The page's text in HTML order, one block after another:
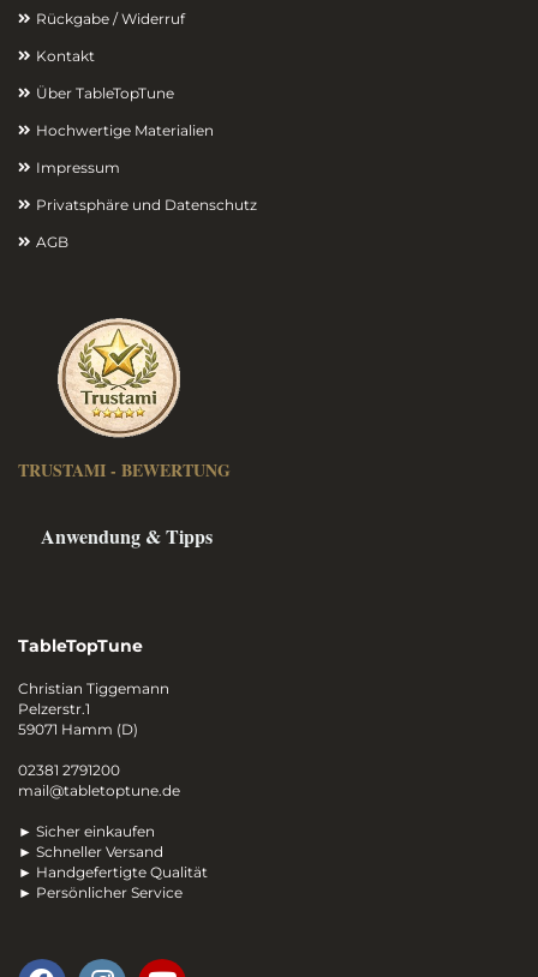
Rückgabe / Widerruf
Kontakt
Über TableTopTune
Hochwertige Materialien
Impressum
Privatsphäre und Datenschutz
AGB
TRUSTAMI - BEWERTUNG
Anwendung & Tipps
TableTopTune
Christian Tiggemann
Pelzerstr.1
59071 Hamm (D)
02381 2791200
mail@tabletoptune.de
► Sicher einkaufen
► Schneller Versand
► Handgefertigte Qualität
► Persönlicher Service